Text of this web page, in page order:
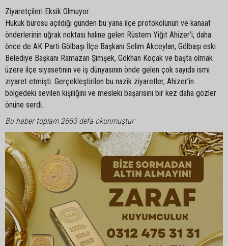
Ziyaretçileri Eksik Olmuyor
Hukuk bürosu açıldığı günden bu yana ilçe protokolünün ve kanaat
önderlerinin uğrak noktası haline gelen Rüstem Yiğit Ahizer’i, daha
önce de AK Parti Gölbaşı İlçe Başkanı Selim Akceylan, Gölbaşı eski
Belediye Başkanı Ramazan Şimşek, Gökhan Koçak ve başta olmak
üzere ilçe siyasetinin ve iş dünyasının önde gelen çok sayıda ismi
ziyaret etmişti. Gerçekleştirilen bu nazik ziyaretler, Ahizer’in
bölgedeki sevilen kişiliğini ve mesleki başarısını bir kez daha gözler
önüne serdi.
Bu haber toplam 2663 defa okunmuştur